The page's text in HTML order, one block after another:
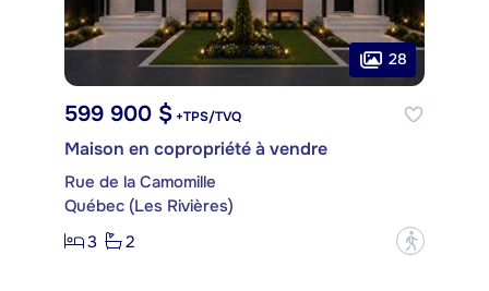
28
599 900 $ +TPS/TVQ
Maison en copropriété à vendre
Rue de la Camomille
Québec (Les Rivières)
3
2 ?